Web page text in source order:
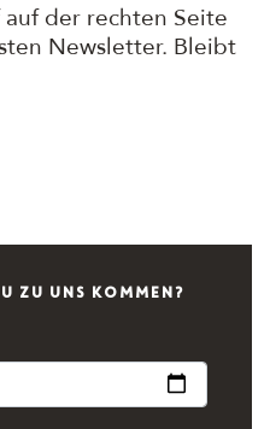
der rechten Seite
Newsletter. Bleibt
ZU UNS KOMMEN?